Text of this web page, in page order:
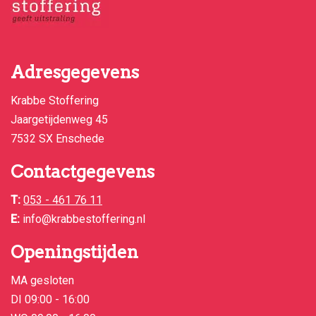
Adresgegevens
Krabbe Stoffering
Jaargetijdenweg 45
7532 SX Enschede
Contactgegevens
T: 053 - 461 76 11
E: info@krabbestoffering.nl
Openingstijden
MA gesloten
DI 09:00 - 16:00